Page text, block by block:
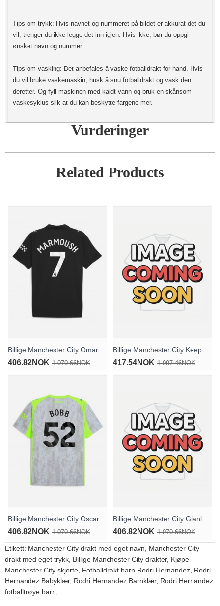
Tips om trykk: Hvis navnet og nummeret på bildet er akkurat det du
vil, trenger du ikke legge det inn igjen. Hvis ikke, bør du oppgi
ønsket navn og nummer.
Tips om vasking: Det anbefales å vaske fotballdrakt for hånd. Hvis
du vil bruke vaskemaskin, husk å snu fotballdrakt og vask den
deretter. Og fyll maskinen med kaldt vann og bruk en skånsom
vaskesyklus slik at du kan beskytte fargene mer.
Vurderinger
Related Products
406.82NOK 1.070.66NOK 417.54NOK 1.097.46NOK
406.82NOK 1.070.66NOK 406.82NOK 1.070.66NOK
Etikett: Manchester City drakt med eget navn
Manchester City
drakt med eget trykk Billige Manchester City drakter, Kjøpe
Manchester City skjorte Fotballdrakt barn Rodri Hernandez Rodri
Hernandez Babyklær, Rodri Hernandez Barnklær, Rodri Hernandez
fotballtrøye barn